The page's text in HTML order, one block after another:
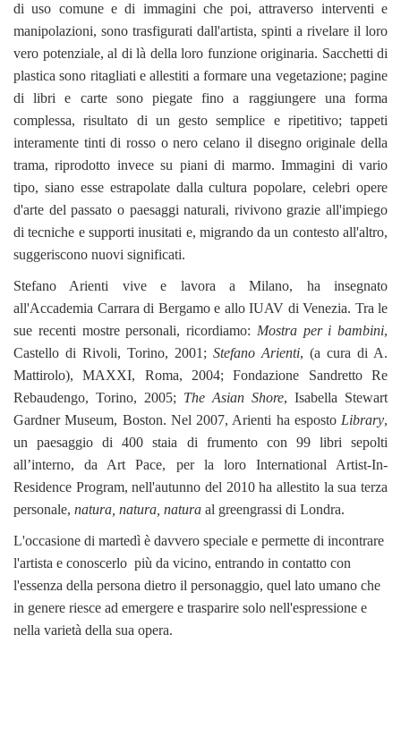
di uso comune e di immagini che poi, attraverso interventi e
manipolazioni, sono trasfigurati dall'artista, spinti a rivelare il loro
vero potenziale, al di là della loro funzione originaria. Sacchetti di
plastica sono ritagliati e allestiti a formare una vegetazione; pagine
di libri e carte sono piegate fino a raggiungere una forma
complessa, risultato di un gesto semplice e ripetitivo; tappeti
interamente tinti di rosso o nero celano il disegno originale della
trama, riprodotto invece su piani di marmo. Immagini di vario
tipo, siano esse estrapolate dalla cultura popolare, celebri opere
d'arte del passato o paesaggi naturali, rivivono grazie all'impiego
di tecniche e supporti inusitati e, migrando da un contesto all'altro,
suggeriscono nuovi significati.
Stefano Arienti vive e lavora a Milano, ha insegnato
all'Accademia Carrara di Bergamo e allo IUAV di Venezia. Tra le
sue recenti mostre personali, ricordiamo: Mostra per i bambini,
Castello di Rivoli, Torino, 2001; Stefano Arienti, (a cura di A.
Mattirolo), MAXXI, Roma, 2004; Fondazione Sandretto Re
Rebaudengo, Torino, 2005; The Asian Shore, Isabella Stewart
Gardner Museum, Boston. Nel 2007, Arienti ha esposto Library,
un paesaggio di 400 staia di frumento con 99 libri sepolti
all’interno, da Art Pace, per la loro International Artist-In-
Residence Program, nell'autunno del 2010 ha allestito la sua terza
personale, natura, natura, natura al greengrassi di Londra.
L'occasione di martedì è davvero speciale e permette di incontrare
l'artista e conoscerlo più da vicino, entrando in contatto con
l'essenza della persona dietro il personaggio, quel lato umano che
in genere riesce ad emergere e trasparire solo nell'espressione e
nella varietà della sua opera.